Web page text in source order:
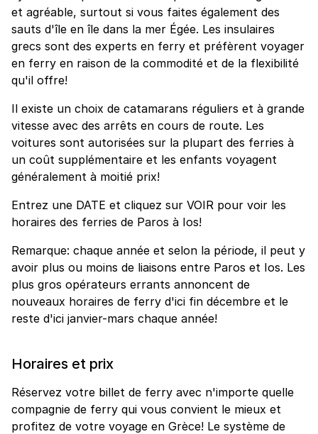
et agréable, surtout si vous faites également des
sauts d'île en île dans la mer Égée. Les insulaires
grecs sont des experts en ferry et préfèrent voyager
en ferry en raison de la commodité et de la flexibilité
qu'il offre!
Il existe un choix de catamarans réguliers et à grande
vitesse avec des arrêts en cours de route. Les
voitures sont autorisées sur la plupart des ferries à
un coût supplémentaire et les enfants voyagent
généralement à moitié prix!
Entrez une DATE et cliquez sur VOIR pour voir les
horaires des ferries de Paros à Ios!
Remarque: chaque année et selon la période, il peut y
avoir plus ou moins de liaisons entre Paros et Ios. Les
plus gros opérateurs errants annoncent de
nouveaux horaires de ferry d'ici fin décembre et le
reste d'ici janvier-mars chaque année!
Horaires et prix
Réservez votre billet de ferry avec n'importe quelle
compagnie de ferry qui vous convient le mieux et
profitez de votre voyage en Grèce! Le système de